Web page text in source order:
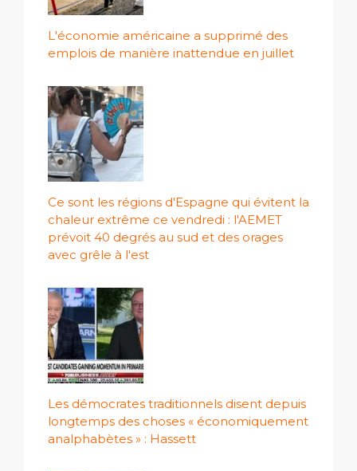
L'économie américaine a supprimé des
emplois de manière inattendue en juillet
Ce sont les régions d'Espagne qui évitent la
chaleur extrême ce vendredi : l'AEMET
prévoit 40 degrés au sud et des orages
avec grêle à l'est
Les démocrates traditionnels disent depuis
longtemps des choses « économiquement
analphabètes » : Hassett